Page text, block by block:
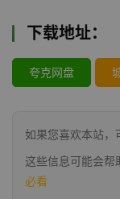
下载地址：
夸克网盘
如果您喜欢本站，
这些信息可能会帮
必看